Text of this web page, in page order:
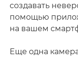
создавать
помощью
на вашем
Еще одна